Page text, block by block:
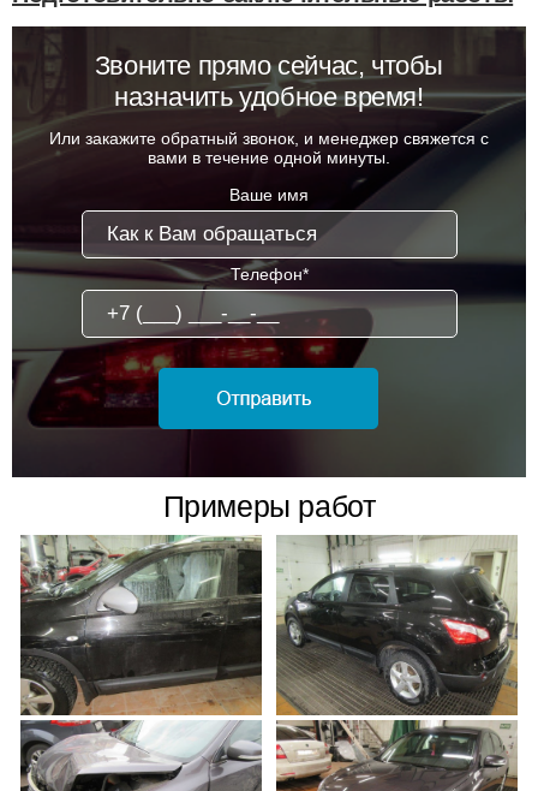
Звоните прямо сейчас, чтобы
назначить удобное время!
Или закажите обратный звонок, и менеджер свяжется с
вами в течение одной минуты.
Ваше имя
Телефон*
Примеры работ